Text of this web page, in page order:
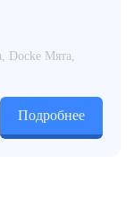
Docke Мята,
Подробнее